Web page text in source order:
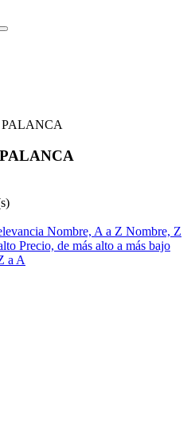
Nombre, A a Z Nombre, Z
Precio, de más alto a más bajo
a A